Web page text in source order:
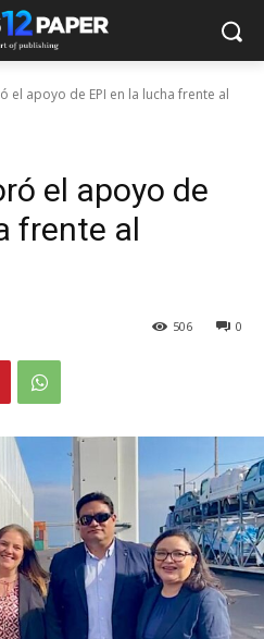
el apoyo de EPI en la lucha frente al
el apoyo de
frente al
0
506